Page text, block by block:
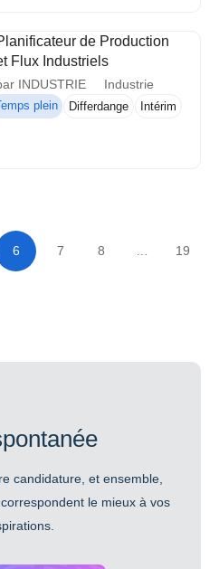
de Production
Flux Industriels
INDUSTRIE Industrie
plein Differdange Intérim
6 7 8 19
candidature, et ensemble,
le mieux à vos